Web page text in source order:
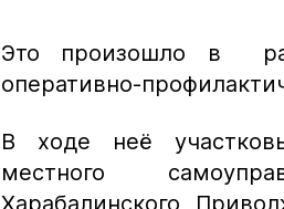
Это произошло в
оперативно-
В ходе неё
местного
Харабалинского,